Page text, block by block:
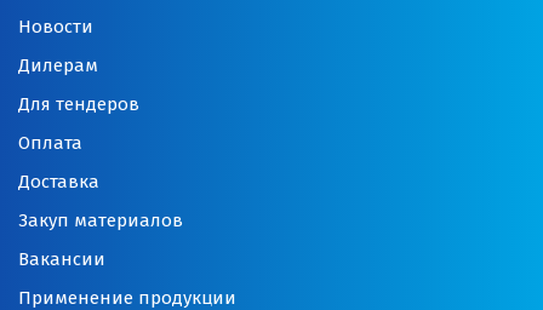
Новости
Дилерам
Для тендеров
Оплата
Доставка
Закуп материалов
Вакансии
Применение продукции